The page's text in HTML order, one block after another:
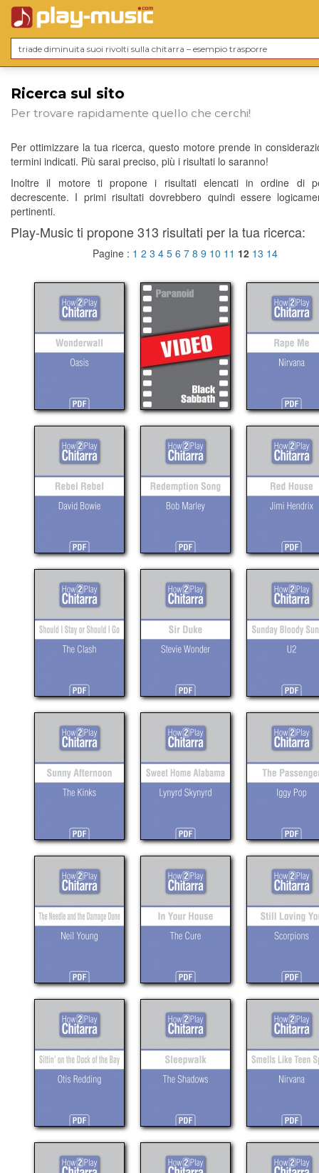
Ricerca sul sito
Per trovare rapidamente quello che cerchi!
Per ottimizzare la tua ricerca, questo motore prende in
termini indicati. Più sarai preciso, più i risultati lo saranno!
Inoltre il motore ti propone i risultati elencati in ordine di
decrescente. I primi risultati dovrebbero quindi essere
pertinenti.
Play-Music ti propone 313 risultati per la tua ricerca:
Pagine : 1 2 3 4 5 6 7 8 9 10 11 12 13 14